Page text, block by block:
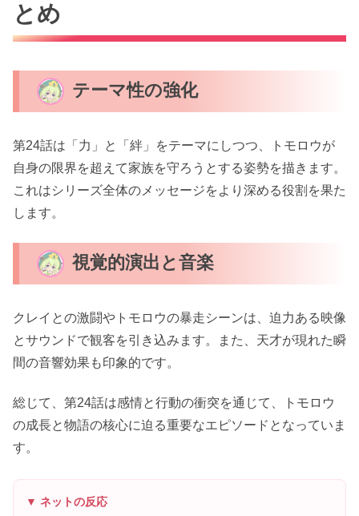
とめ
テーマ性の強化
第24話は「力」と「絆」をテーマにしつつ、トモロウが
自身の限界を超えて家族を守ろうとする姿勢を描きます。
これはシリーズ全体のメッセージをより深める役割を果た
します。
視覚的演出と音楽
クレイとの激闘やトモロウの暴走シーンは、迫力ある映像
とサウンドで観客を引き込みます。また、天才が現れた瞬
間の音響効果も印象的です。
総じて、第24話は感情と行動の衝突を通じて、トモロウ
の成長と物語の核心に迫る重要なエピソードとなっていま
す。
▼ ネットの反応